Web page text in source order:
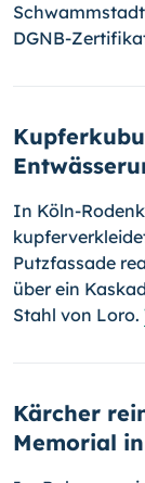
DGNB-
In Köln-
Putzfassade
über ein
Stahl von Loro.
Kärcher
Memorial